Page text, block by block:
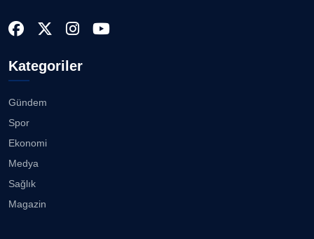
Kategoriler
Gündem
Spor
Ekonomi
Medya
Sağlık
Magazin